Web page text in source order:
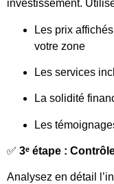
investissement.
Les prix
votre zone
Les services
La solidité
Les
✅ 3ᵉ étape :
Analysez en détail